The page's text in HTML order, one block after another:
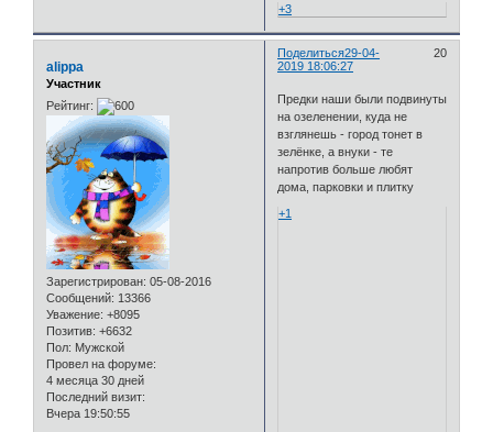
+3
Поделиться 20
29-04-
2019 18:06:27
alippa
Участник
Рейтинг:
Зарегистрирован: 05-08-2016
Сообщений: 13366
Уважение: +8095
Позитив: +6632
Пол: Мужской
Провел на форуме:
4 месяца 30 дней
Последний визит:
Вчера 19:50:55
Предки наши были подвинуты
на озеленении, куда не
взглянешь - город тонет в
зелёнке, а внуки - те
напротив больше любят
дома, парковки и плитку
+1